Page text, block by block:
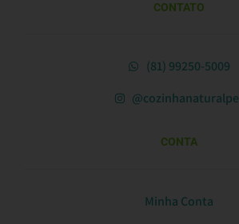
CONTATO
(81) 99250-5009
CONTA
Minha Conta